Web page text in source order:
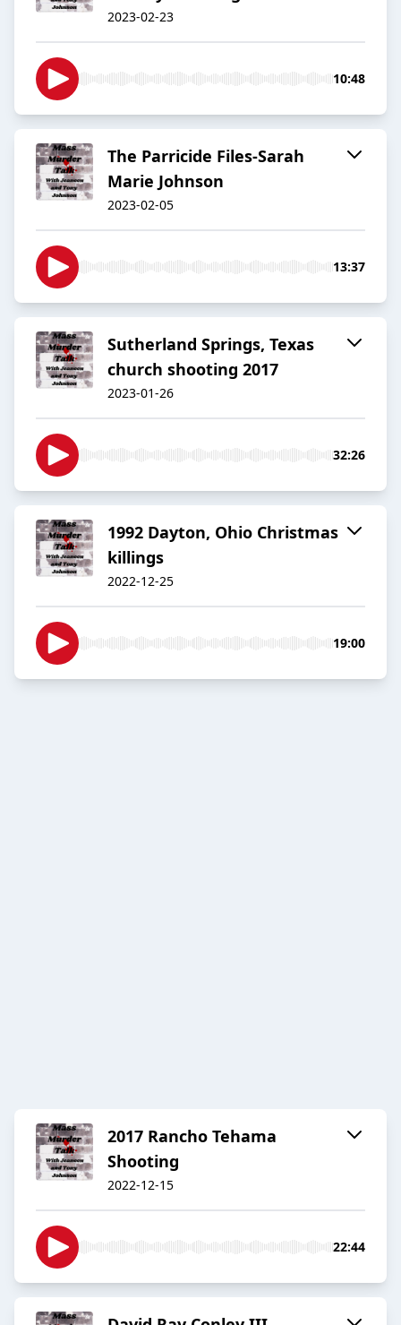
2023-02-23
10:48
The Parricide Files-Sarah
Marie Johnson
2023-02-05
13:37
Sutherland Springs, Texas
church shooting 2017
2023-01-26
32:26
1992 Dayton, Ohio Christmas
killings
2022-12-25
19:00
2017 Rancho Tehama
Shooting
2022-12-15
22:44